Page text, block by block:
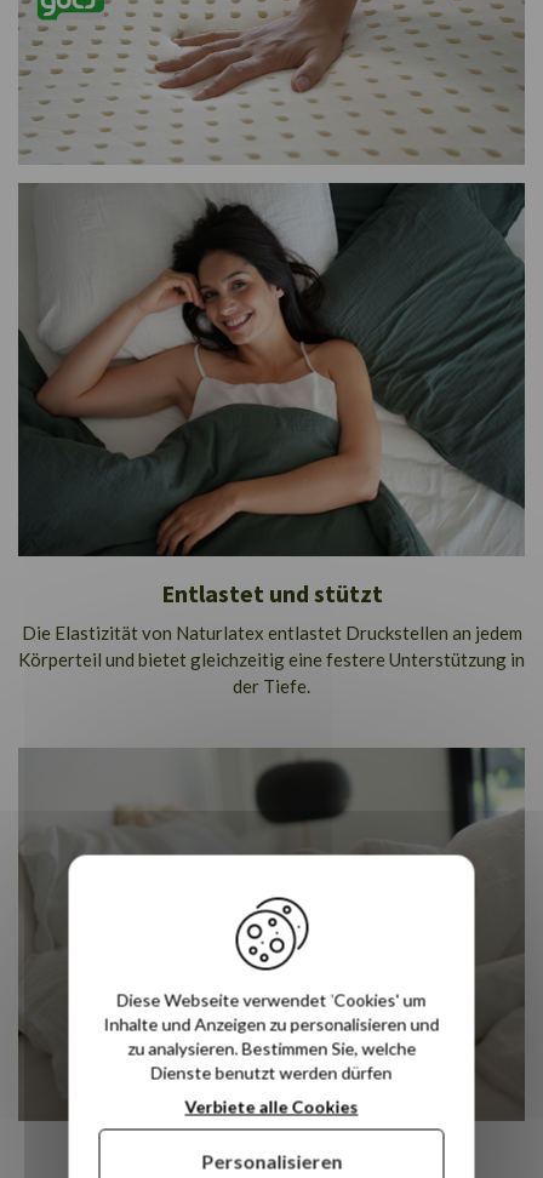
Entlastet und stützt
Die Elastizität von Naturlatex entlastet Druckstellen an jedem
Körperteil und bietet gleichzeitig eine festere Unterstützung in
der Tiefe.
Leitet übermäßige Wärme ab
Diese Webseite verwendet 'Cookies' um
Inhalte und Anzeigen zu personalisieren und
zu analysieren. Bestimmen Sie, welche
Dienste benutzt werden dürfen
Verbiete alle Cookies
Personalisieren